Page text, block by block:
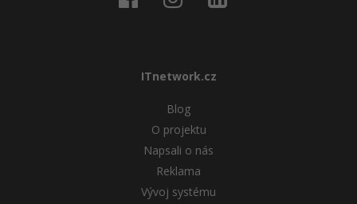
ITnetwork.cz
Blog
O projektu
Napsali o nás
Reklama
Vývoj systému